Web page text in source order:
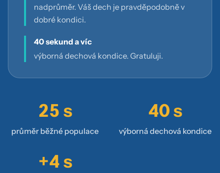
nadprůměr. Váš dech je pravděpodobně v
dobré kondici.
40 sekund a víc
výborná dechová kondice. Gratuluji.
25 s
průměr běžné populace
40 s
výborná dechová kondice
+4 s